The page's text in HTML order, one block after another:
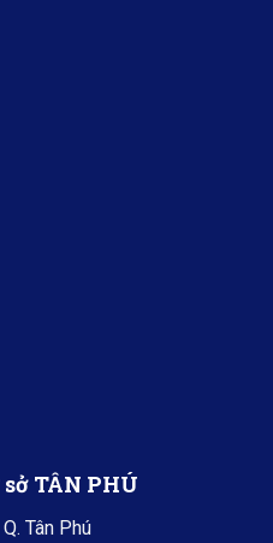
sở TÂN PHÚ
Tân Phú